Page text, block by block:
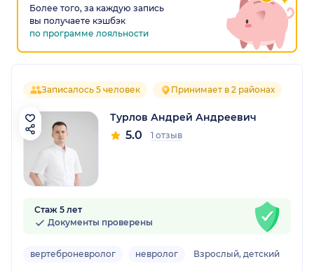
Более того, за каждую запись
вы получаете кэшбэк
по программе лояльности
Записалось 5 человек Принимает в 2 районах
Турлов Андрей Андреевич
5.0 1 отзыв
Стаж 5 лет
Документы проверены
вертеброневролог невролог Взрослый, детский